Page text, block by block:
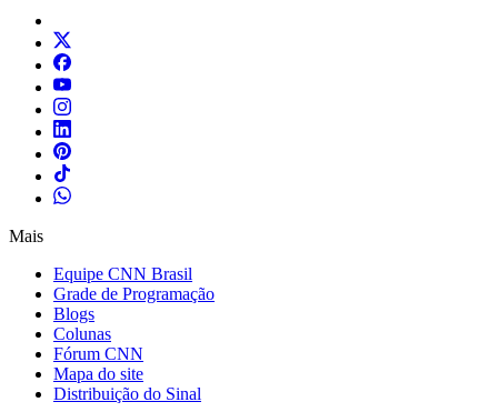
Mais
Equipe CNN Brasil
Grade de Programação
Blogs
Colunas
Fórum CNN
Mapa do site
Distribuição do Sinal